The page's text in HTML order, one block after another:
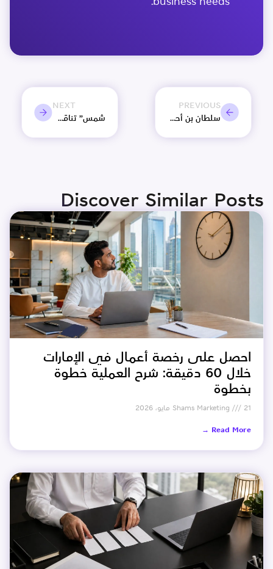
PREVIOUS
سلطان بن أحمد القاسمي يفتتح مركز أعمال مدينة الشارقة للإعلام “شمس”
NEXT
شمس” تناقش مدى فعالية الاستثمار في التسويق بالتعاون مع المؤثرين
Discover Similar Posts
احصل على رخصة أعمال في الإمارات
خلال 60 دقيقة: شرح العملية خطوة
بخطوة
Shams Marketing 21 مايو، 2026
Read More →